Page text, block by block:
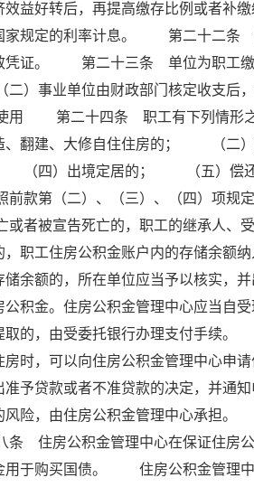
效益好转后，再提高缴存比例或
家规定的利率计息。 第二十二条
凭证。 第二十三条 单位为职工
事业单位由财政部门核定收支后
用 第二十四条 职工有下列情形之
翻建、大修自住住房的； （二
（四）出境定居的； （五）偿
第（二）、（三）、（四）项规定
被宣告死亡的，职工的继承人、受
，职工住房公积金账户内的存储余
储余额的，所在单位应当予以核实
积金。住房公积金管理中心应当自
取的，由受委托银行办理支付手续
房时，可以向住房公积金管理中心
准予贷款或者不准贷款的决定，并通
险，由住房公积金管理中心承担
住房公积金管理中心在保证住房公
用于购买国债。 住房公积金管